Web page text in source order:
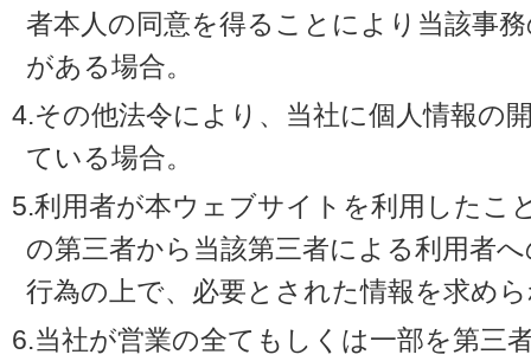
者本人の同意を得ることにより当該事
がある場合。
4.その他法令により、当社に個人情報の
ている場合。
5.利用者が本ウェブサイトを利用したこ
の第三者から当該第三者による利用者
行為の上で、必要とされた情報を求め
6.当社が営業の全てもしくは一部を第三